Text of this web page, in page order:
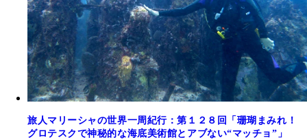
旅人マリーシャの世界一周紀行：第１２８回「珊瑚まみれ！
グロテスクで神秘的な海底美術館とアブない“マッチョ”」